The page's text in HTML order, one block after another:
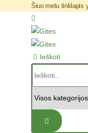
Šiuo metu tinklapis
Ieškoti